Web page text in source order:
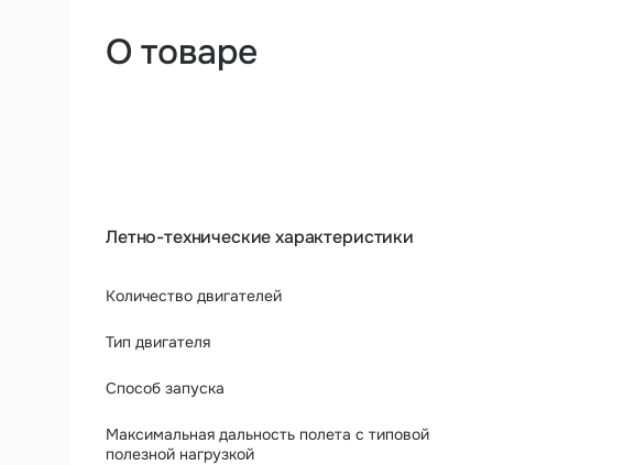
О товаре
Летно-технические характеристики
Количество двигателей
Тип двигателя
Способ запуска
Максимальная дальность полета с типовой
полезной нагрузкой